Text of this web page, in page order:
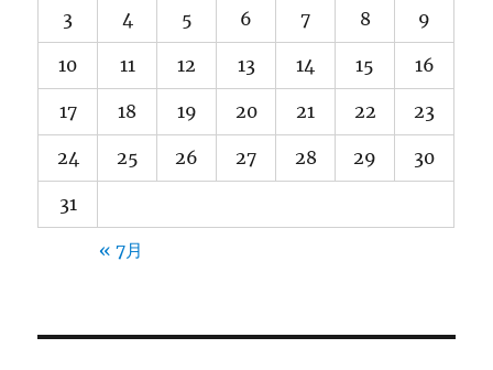
3 4 5 6 7 8 9
10 11 12 13 14 15 16
17 18 19 20 21 22 23
24 25 26 27 28 29 30
31
« 7月